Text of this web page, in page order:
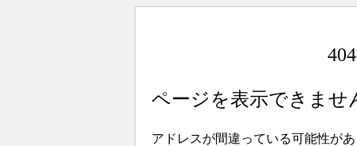
ページを表示できませ
アドレスが間違っている可能性が